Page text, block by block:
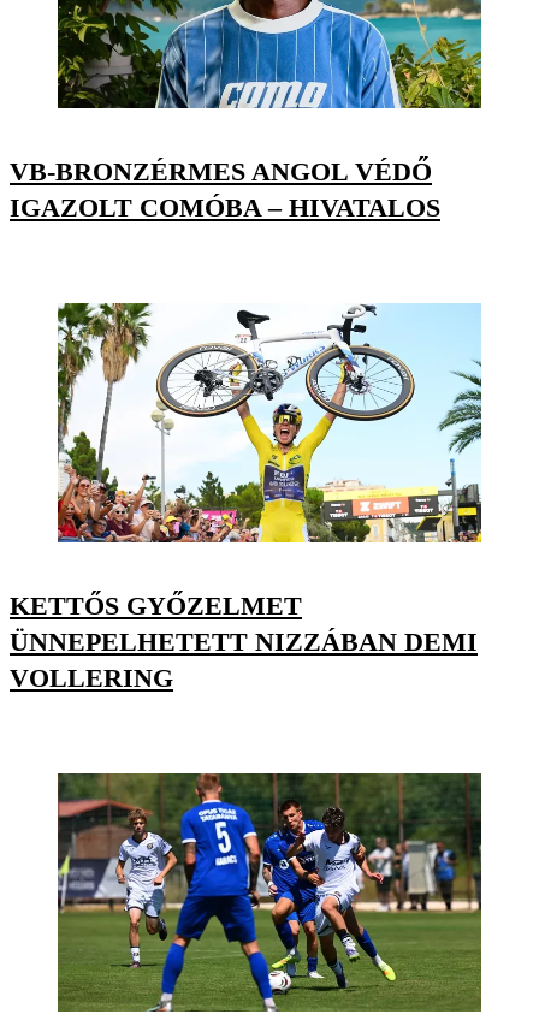
VB-BRONZÉRMES ANGOL VÉDŐ
IGAZOLT COMÓBA – HIVATALOS
KETTŐS GYŐZELMET
ÜNNEPELHETETT NIZZÁBAN DEMI
VOLLERING